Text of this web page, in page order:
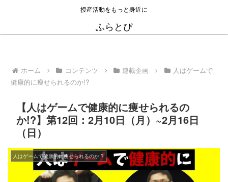
授産活動をもっと身近に
ふらとぴ
ホーム コンテンツ 連載企画
人はゲームで
健康的に痩せられるのか!?
【人はゲームで健康的に痩せられるの
か!?】第12回：2月10日（月）~2月16日
（日）
人はゲームで健康的に痩せられるのか!?